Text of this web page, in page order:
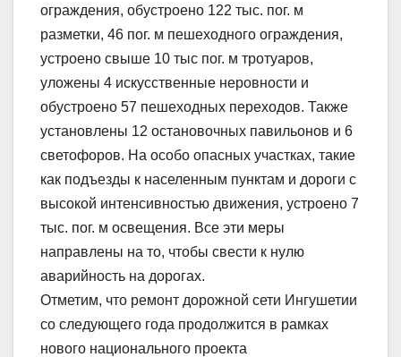
ограждения, обустроено 122 тыс. пог. м
разметки, 46 пог. м пешеходного ограждения,
устроено свыше 10 тыс пог. м тротуаров,
уложены 4 искусственные неровности и
обустроено 57 пешеходных переходов. Также
установлены 12 остановочных павильонов и 6
светофоров. На особо опасных участках, такие
как подъезды к населенным пунктам и дороги с
высокой интенсивностью движения, устроено 7
тыс. пог. м освещения. Все эти меры
направлены на то, чтобы свести к нулю
аварийность на дорогах.
Отметим, что ремонт дорожной сети Ингушетии
со следующего года продолжится в рамках
нового национального проекта